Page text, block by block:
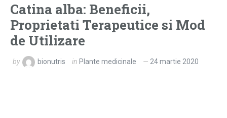
Catina alba: Beneficii,
Proprietati Terapeutice si Mod
de Utilizare
by bionutris in Plante medicinale 24 martie 2020